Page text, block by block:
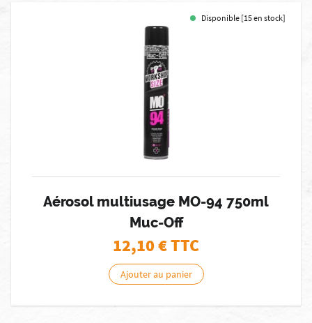
Disponible [15 en stock]
Aérosol multiusage MO-94 750ml
Muc-Off
12,10€ TTC
Ajouter au panier